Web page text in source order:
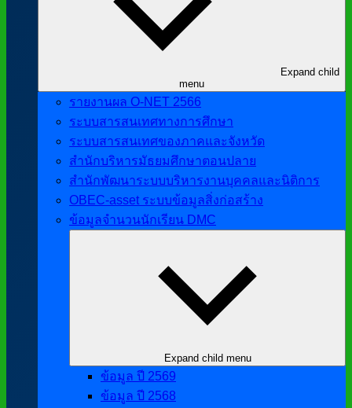
Expand child
menu
รายงานผล O-NET 2566
ระบบสารสนเทศทางการศึกษา
ระบบสารสนเทศของภาคและจังหวัด
สำนักบริหารมัธยมศึกษาตอนปลาย
สำนักพัฒนาระบบบริหารงานบุคคลและนิติการ
OBEC-asset ระบบข้อมูลสิ่งก่อสร้าง
ข้อมูลจำนวนนักเรียน DMC
Expand child menu
ข้อมูล ปี 2569
ข้อมูล ปี 2568